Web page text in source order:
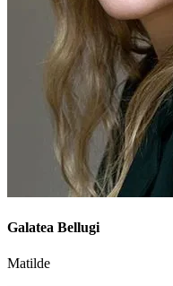
Galatea Bellugi
Matilde